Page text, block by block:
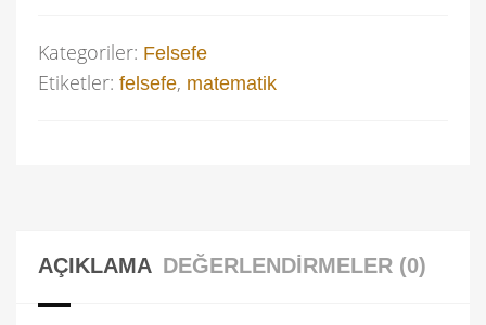
Kategoriler: Felsefe
Etiketler: felsefe, matematik
AÇIKLAMA DEĞERLENDIRMELER (0)